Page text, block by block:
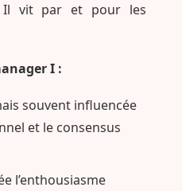
Il vit par et pour les
I :
souvent influencée
et le consensus
l’enthousiasme